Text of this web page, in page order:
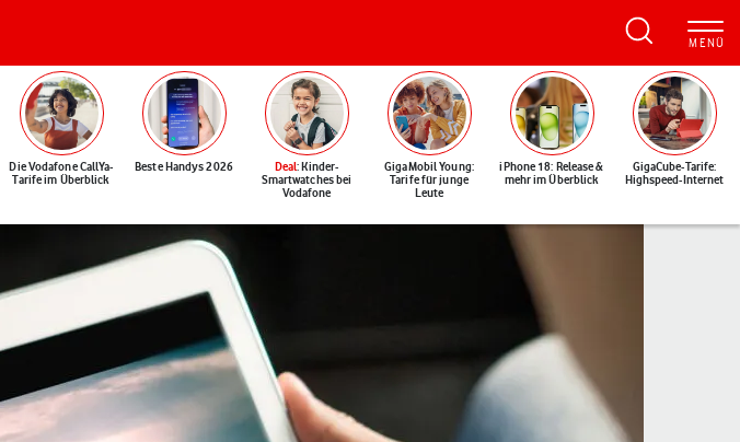
Die Vodafone CallYa-
Tarife im Überblick
Beste Handys 2026 Deal: Kinder-
Smartwatches bei
Vodafone
GigaMobil Young:
Tarife für junge
Leute
iPhone 18: Release &
mehr im Überblick
GigaCube-Tarife:
Highspeed-Internet